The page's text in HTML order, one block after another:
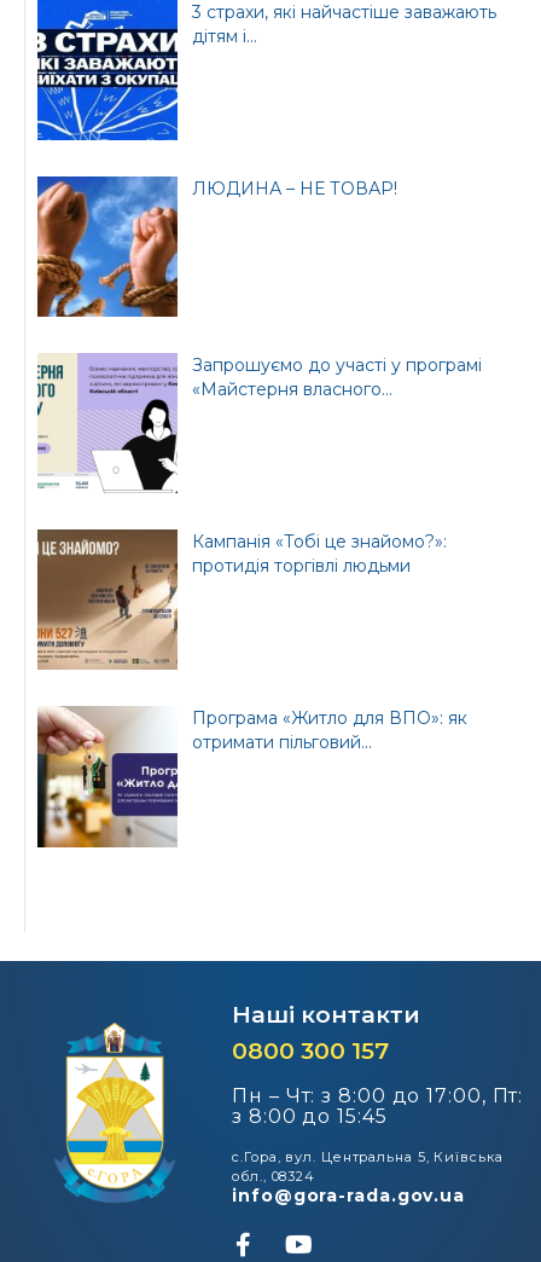
3 страхи, які найчастіше заважають
дітям і...
ЛЮДИНА – НЕ ТОВАР!
Запрошуємо до участі у програмі
«Майстерня власного...
Кампанія «Тобі це знайомо?»:
протидія торгівлі людьми
Програма «Житло для ВПО»: як
отримати пільговий...
Наші контакти
0800 300 157
Пн – Чт: з 8:00 до 17:00, Пт:
з 8:00 до 15:45
с.Гора, вул. Центральна 5, Київська
обл., 08324
info@gora-rada.gov.ua
державна адміністрація
Офіційний веб-сайт
Бориспільської РДА
Офіційний веб-сайт